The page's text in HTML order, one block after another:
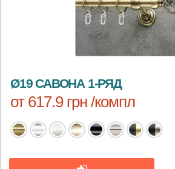
Ø19 САВОНА 1-РЯД
от 617.9 грн /компл